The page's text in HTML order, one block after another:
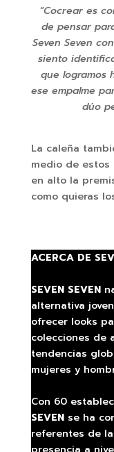
“Cocrear es
de pensar
Seven Seven
siento
que logramos
ese empalme
dúo
La caleña
medio de
en alto la
como quieras
ACERCA DE
SEVEN SEVEN
alternativa
ofrecer looks
colecciones de
tendencias
mujeres y
Con 60
SEVENse ha
referentes de